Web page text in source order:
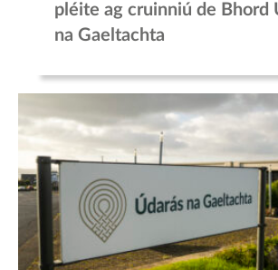
pléite ag cruinniú de Bhord
na Gaeltachta